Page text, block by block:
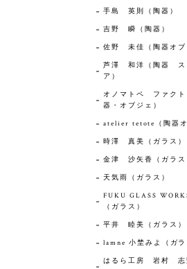
手島 英則（陶器）
吉野 瞬（陶器）
佐野 未佳（陶器オブ
芦澤 和洋（陶器 ス
ア）
オノマトペ ファクト
器・オブジェ）
atelier tetote（陶器オ
時澤 真美（ガラス）
金津 沙矢香（ガラス
天気雨（ガラス）
FUKU GLASS
（ガラス）
平井 睦美（ガラス）
lamne 小埜みよ（ガラ
はるら工房 岩村 志